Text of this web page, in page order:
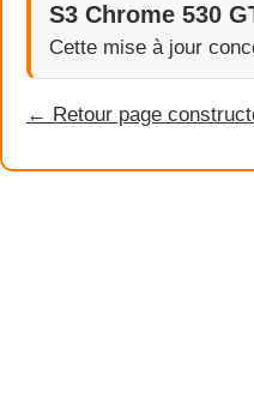
S3 Chrome 530
Cette mise à jour
← Retour page